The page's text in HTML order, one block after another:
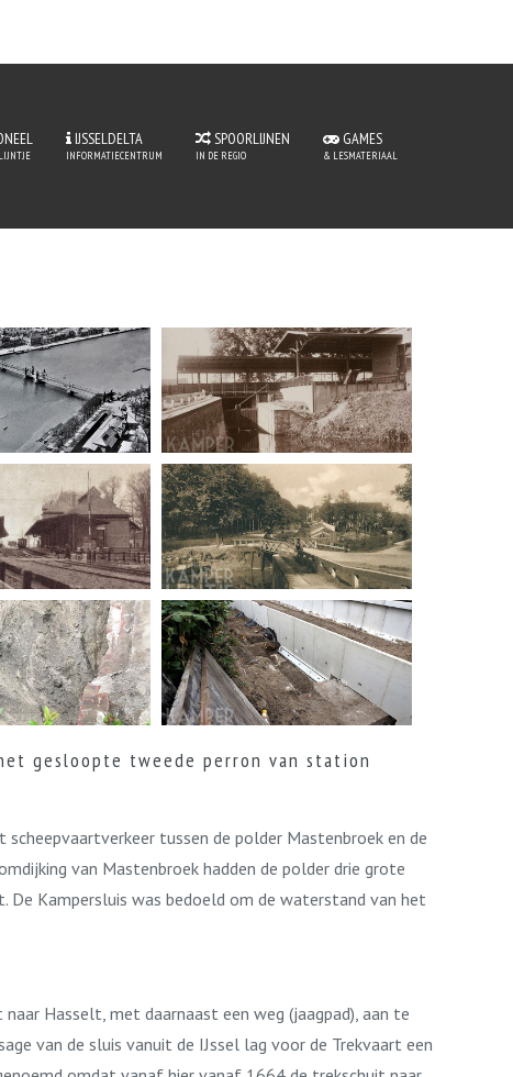
IJSSELDELTA
INFORMATIECENTRUM
SPOORLIJNEN
IN DE REGIO
GAMES
& LESMATERIAAL
gesloopte tweede perron van station
tussen de polder Mastenbroek en de
van Mastenbroek hadden de polder drie grote
De Kampersluis was bedoeld om de waterstand van het
Hasselt, met daarnaast een weg (jaagpad), aan te
van de sluis vanuit de IJssel lag voor de Trekvaart een